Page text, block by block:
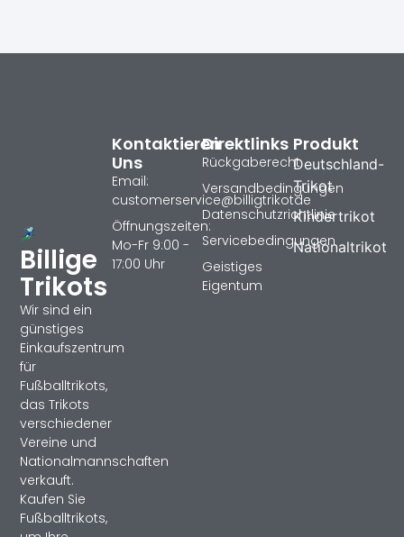
Billige
Trikots
Wir sind ein
günstiges
Einkaufszentrum
für
Fußballtrikots,
das Trikots
verschiedener
Vereine und
Nationalmannschaften
verkauft.
Kaufen Sie
Fußballtrikots,
Produkt
Deutschland-
Trikot
Kindertrikot
Nationaltrikot
Direktlinks
Rückgaberecht
Versandbedingungen
Datenschutzrichtlinie
Servicebedingungen
Geistiges
Eigentum
Kontaktieren
Uns
Email:
customerservice@billigtrikotde
Öffnungszeiten:
Mo-Fr 9:00 -
17:00 Uhr